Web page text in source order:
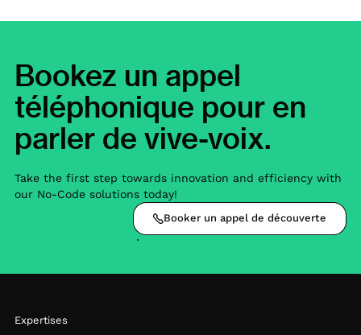
Bookez un appel
téléphonique pour en
parler de vive-voix.
Take the first step towards innovation and efficiency with
our No-Code solutions today!
Booker un appel de découverte
Expertises